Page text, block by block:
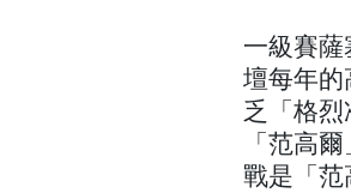
一級賽
壇每年的
乏「格
「范高
戰是「范